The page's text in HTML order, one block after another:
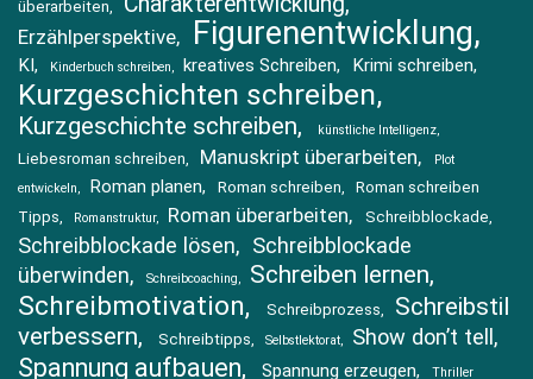
überarbeiten
Erzählperspektive Figurenentwicklung
KI Kinderbuch schreiben kreatives Schreiben Krimi schreiben
Kurzgeschichten schreiben
Kurzgeschichte schreiben künstliche Intelligenz
Liebesroman schreiben Manuskript überarbeiten
Plot
entwickeln
Roman planen Roman schreiben
Roman schreiben
Tipps
Romanstruktur Roman überarbeiten Schreibblockade
Schreibblockade lösen
Schreibblockade
überwinden
Schreibcoaching Schreiben lernen
Schreibmotivation Schreibprozess
Schreibstil
verbessern
Schreibtipps Selbstlektorat Show don’t tell
Spannung aufbauen Spannung erzeugen Thriller